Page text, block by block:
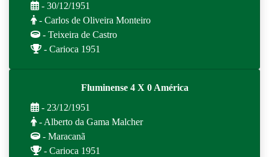
- 30/12/1951
- Carlos de Oliveira Monteiro
- Teixeira de Castro
- Carioca 1951
Fluminense 4 X 0 América
- 23/12/1951
- Alberto da Gama Malcher
- Maracanã
- Carioca 1951